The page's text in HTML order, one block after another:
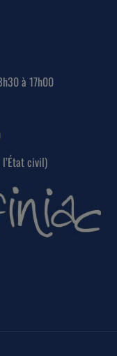
à 17h00
civil)